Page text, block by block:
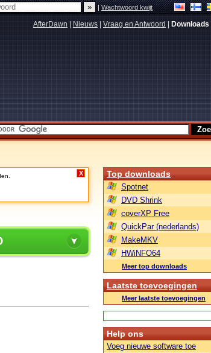
|Wachtwoord kwijt
AfterDawn Nieuws Vraag en Antwoord Downloads
X Top downloads
Spotnet
DVD Shrink
coverXP Free
QuickPar (nederlands)
MakeMKV
HWiNFO64
Meer top downloads
Laatste toevoegingen
Meer laatste toevoegingen
Help ons
Voeg nieuwe software toe